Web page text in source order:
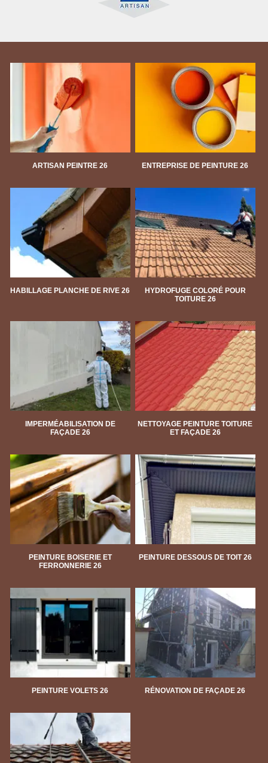
ARTISAN PEINTRE 26 ENTREPRISE DE PEINTURE 26
HABILLAGE PLANCHE DE RIVE 26
HYDROFUGE COLORÉ POUR
TOITURE 26
IMPERMÉABILISATION DE
FAÇADE 26
NETTOYAGE PEINTURE TOITURE
ET FAÇADE 26
PEINTURE BOISERIE ET
FERRONNERIE 26
PEINTURE DESSOUS DE TOIT 26
PEINTURE VOLETS 26 RÉNOVATION DE FAÇADE 26